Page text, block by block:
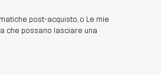
post-acquisto, o Le mie
che possano lasciare una